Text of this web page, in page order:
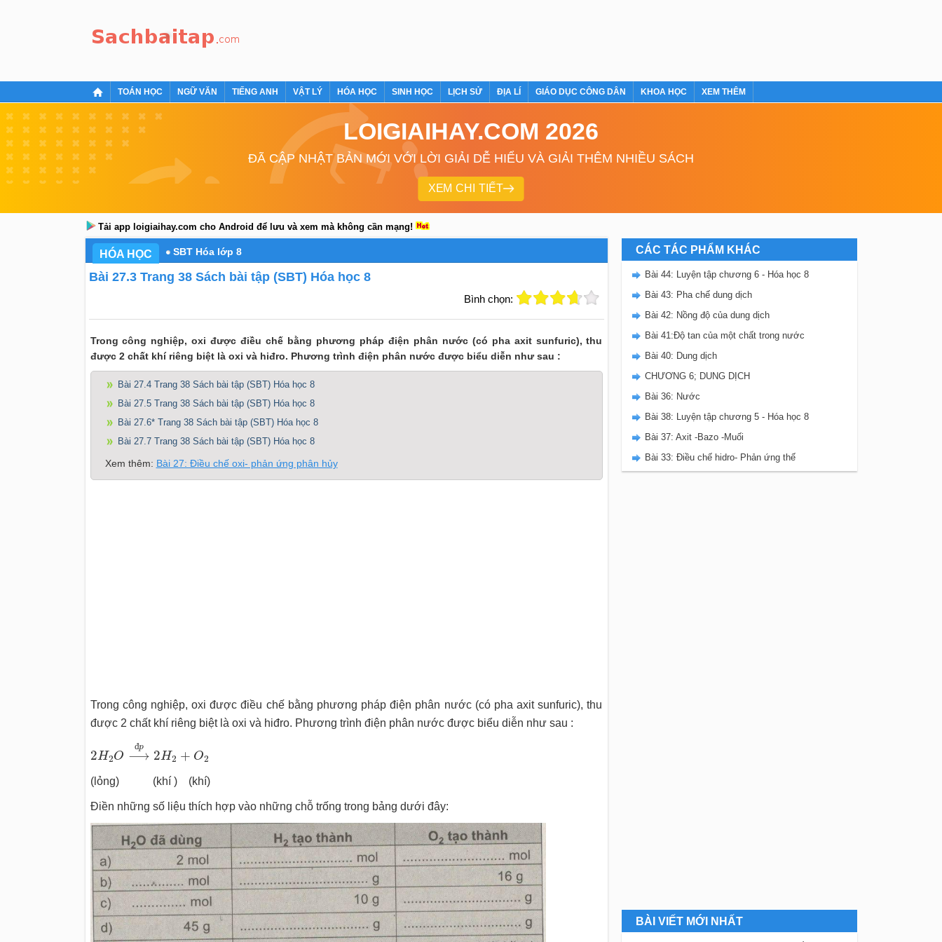
TOÁN HỌC NGỮ VĂN TIẾNG ANH VẬT LÝ HÓA HỌC SINH HỌC LỊCH SỬ ĐỊA LÍ GIÁO DỤC CÔNG DÂN KHOA HỌC XEM THÊM
LOIGIAIHAY.COM 2026
ĐÃ CẬP NHẬT BẢN MỚI VỚI LỜI GIẢI DỄ HIỂU VÀ GIẢI THÊM NHIỀU SÁCH
XEM CHI TIẾT
Tải app loigiaihay.com cho Android để lưu và xem mà không cần mạng!
HÓA HỌC SBT Hóa lớp 8
Bài 27.3 Trang 38 Sách bài tập (SBT) Hóa học 8
Bình chọn:
Trong công nghiệp, oxi được điều chế bằng phương pháp điện phân nước (có pha axit sunfuric), thu
được 2 chất khí riêng biệt là oxi và hiđro. Phương trình điện phân nước được biểu diễn như sau :
Bài 27.4 Trang 38 Sách bài tập (SBT) Hóa học 8
Bài 27.5 Trang 38 Sách bài tập (SBT) Hóa học 8
Bài 27.6* Trang 38 Sách bài tập (SBT) Hóa học 8
Bài 27.7 Trang 38 Sách bài tập (SBT) Hóa học 8
Xem thêm: Bài 27: Điều chế oxi- phản ứng phân hủy
Trong công nghiệp, oxi được điều chế bằng phương pháp điện phân nước (có pha axit sunfuric), thu
được 2 chất khí riêng biệt là oxi và hiđro. Phương trình điện phân nước được biểu diễn như sau :
2H2O
đp
⟶ 2H2 + O2
⟶
(lỏng) (khí ) (khí)
Điền những số liệu thích hợp vào những chỗ trống trong bảng dưới đây:
CÁC TÁC PHẨM KHÁC
Bài 44: Luyện tập chương 6 - Hóa học 8
Bài 43: Pha chế dung dịch
Bài 42: Nồng độ của dung dịch
Bài 41:Độ tan của một chất trong nước
Bài 40: Dung dịch
CHƯƠNG 6; DUNG DỊCH
Bài 36: Nước
Bài 38: Luyện tập chương 5 - Hóa học 8
Bài 37: Axit -Bazo -Muối
Bài 33: Điều chế hidro- Phản ứng thế
BÀI VIẾT MỚI NHẤT